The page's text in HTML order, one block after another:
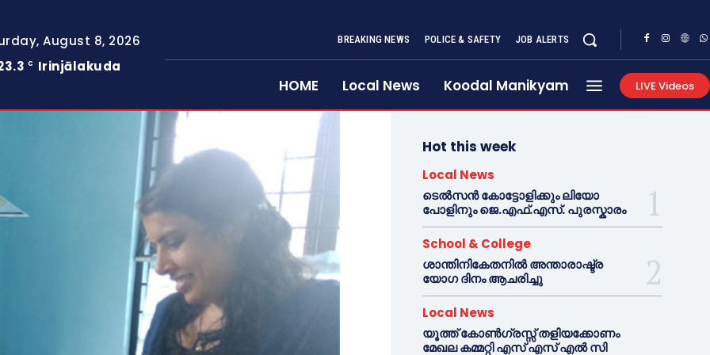
August 8, 2026
C Irinjālakuda
BREAKING NEWS POLICE & SAFETY JOB ALERTS
HOME Local News Koodal Manikyam LIVE Videos
Hot this week
Local News
ടെൽസൻ കോട്ടോളിക്കും ലിയോ
പോളിനും ജെ.എഫ്.എസ്. പുരസ്കാരം
School & College
ശാന്തിനികേതനിൽ അന്താരാഷ്ട്ര
യോഗ ദിനം ആചരിച്ചു
Local News
യൂത്ത് കോൺഗ്രസ്സ് തളിയക്കോണം
മേഖല കമ്മറ്റി എസ് എസ് എൽ സി